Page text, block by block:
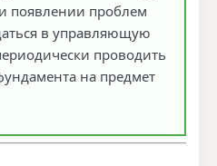
появлении проблем
в управляющую
проводить
на предмет